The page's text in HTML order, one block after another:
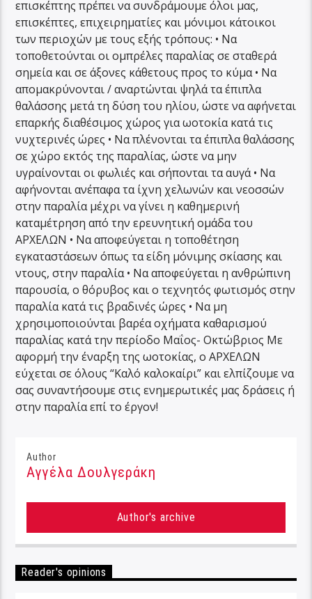
επισκέπτης πρέπει να συνδράμουμε όλοι μας,
επισκέπτες, επιχειρηματίες και μόνιμοι κάτοικοι
των περιοχών με τους εξής τρόπους: • Να
τοποθετούνται οι ομπρέλες παραλίας σε σταθερά
σημεία και σε άξονες κάθετους προς το κύμα • Να
απομακρύνονται / αναρτώνται ψηλά τα έπιπλα
θαλάσσης μετά τη δύση του ηλίου, ώστε να αφήνεται
επαρκής διαθέσιμος χώρος για ωοτοκία κατά τις
νυχτερινές ώρες • Να πλένονται τα έπιπλα θαλάσσης
σε χώρο εκτός της παραλίας, ώστε να μην
υγραίνονται οι φωλιές και σήπονται τα αυγά • Να
αφήνονται ανέπαφα τα ίχνη χελωνών και νεοσσών
στην παραλία μέχρι να γίνει η καθημερινή
καταμέτρηση από την ερευνητική ομάδα του
ΑΡΧΕΛΩΝ • Να αποφεύγεται η τοποθέτηση
εγκαταστάσεων όπως τα είδη μόνιμης σκίασης και
ντους, στην παραλία • Να αποφεύγεται η ανθρώπινη
παρουσία, ο θόρυβος και ο τεχνητός φωτισμός στην
παραλία κατά τις βραδινές ώρες • Να μη
χρησιμοποιούνται βαρέα οχήματα καθαρισμού
παραλίας κατά την περίοδο Μαΐος- Οκτώβριος Με
αφορμή την έναρξη της ωοτοκίας, ο ΑΡΧΕΛΩΝ
εύχεται σε όλους “Καλό καλοκαίρι” και ελπίζουμε να
σας συναντήσουμε στις ενημερωτικές μας δράσεις ή
στην παραλία επί το έργον!
Author
Αγγέλα Δουλγεράκη
Author's archive
Reader's opinions